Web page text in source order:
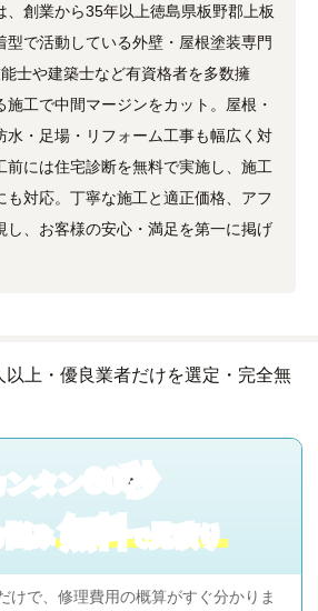
、創業から35年以上徳島県板野郡上板
型で活動している外壁・屋根塗装専門
士や建築士など有資格者を多数擁
施工で中間マージンをカット。屋根・
水・足場・リフォーム工事も幅広く対
前には住宅診断を無料で実施し、施工
も対応。丁寧な施工と適正価格、アフ
し、お客様の安心・満足を第一に掲げ
ンタン60秒
み無料で見積り
けで、修理費用の概算がすぐ分かりま